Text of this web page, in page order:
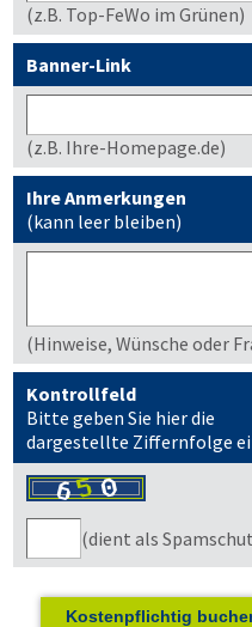
(z.B. Top-FeWo im Grünen)
Banner-Link
(z.B. Ihre-Homepage.de)
Ihre Anmerkungen
(kann leer bleiben)
(Hinweise, Wünsche oder
Kontrollfeld
Bitte geben Sie hier die
dargestellte Ziffernfolge
(dient als
Kostenpflichtig